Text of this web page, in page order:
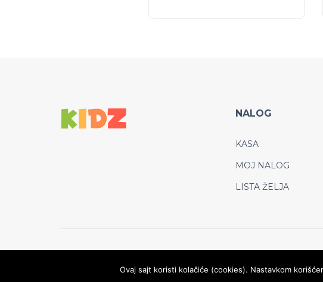
NALOG
KASA
MOJ NALOG
LISTA ŽELJA
© Copyright 2022, Kidz WordPress Theme
Ovaj sajt koristi kolačiće (cookies). Nastavkom